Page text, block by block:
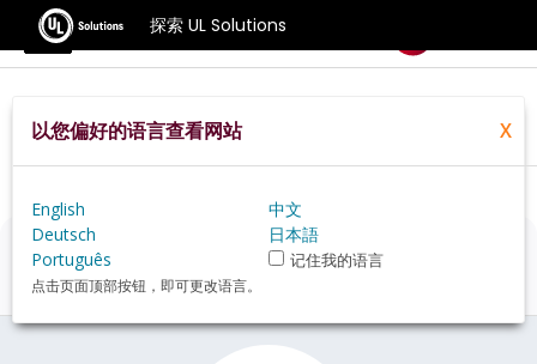
探索 UL Solutions
基准测试
Home Zh Hans Hardware
Xiaomi+Redmi+Note+9S+review
Xiaomi Redmi Note 9S
以您偏好的语言查看网站 X
English
中文
Deutsch
日本語
Português
记住我的语言
点击页面顶部按钮，即可更改语言。